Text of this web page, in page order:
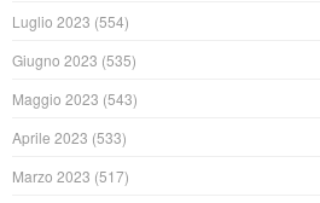
Luglio 2023 (554)
Giugno 2023 (535)
Maggio 2023 (543)
Aprile 2023 (533)
Marzo 2023 (517)